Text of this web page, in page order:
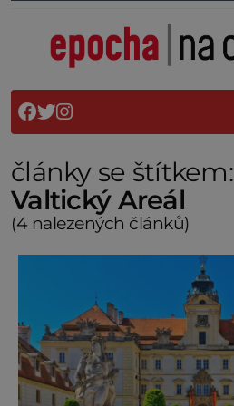
články se štítkem:
Valtický Areál
(4 nalezených článků)